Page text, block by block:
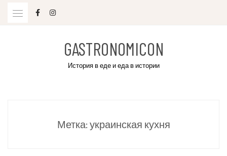
GASTRONOMICON
История в еде и еда в истории
Метка: украинская кухня